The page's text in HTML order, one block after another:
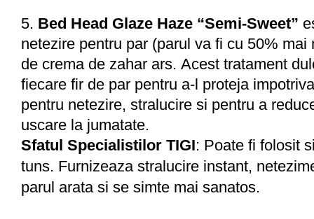
5. Bed Head Glaze Haze “Semi-Sweet”
netezire pentru par (parul va fi cu 50% mai
de crema de zahar ars. Acest tratament
fiecare fir de par pentru a-l proteja
pentru netezire, stralucire si pentru a
uscare la jumatate.
Sfatul Specialistilor TIGI: Poate fi folosit
tuns. Furnizeaza stralucire instant,
parul arata si se simte mai sanatos.